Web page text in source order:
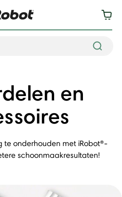
en
te onderhouden met iRobot®-
schoonmaakresultaten!